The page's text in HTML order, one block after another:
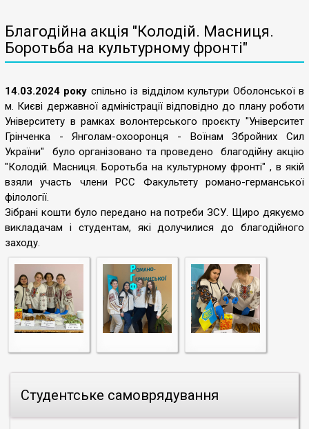
Студентське самоврядування
Благодійна акція "Колодій. Масниця.
Боротьба на культурному фронті"
14.03.2024 року спільно із відділом культури Оболонської в
м. Києві державної адміністрації відповідно до плану роботи
Університету в рамках волонтерського проєкту "Університет
Грінченка - Янголам-охооронця - Воїнам Збройних Сил
України" було організовано та проведено благодійну акцію
"Колодій. Масниця. Боротьба на культурному фронті" , в якій
взяли участь члени РСС Факультету романо-германської
філології.
Зібрані кошти було передано на потреби ЗСУ. Щиро дякуємо
викладачам і студентам, які долучилися до благодійного
заходу.